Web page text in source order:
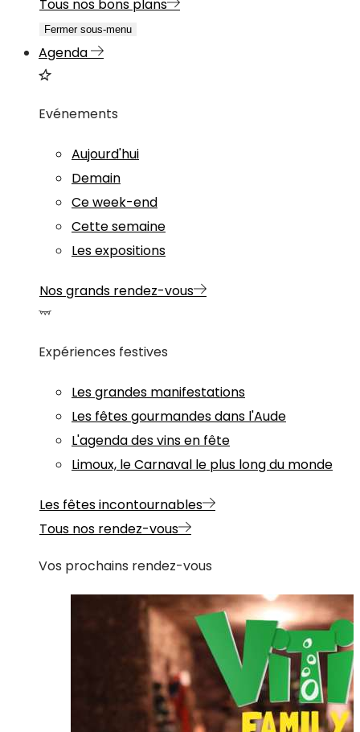
Tous nos bons plans
Fermer sous-menu
Agenda
Evénements
Aujourd'hui
Demain
Ce week-end
Cette semaine
Les expositions
Nos grands rendez-vous
Expériences festives
Les grandes manifestations
Les fêtes gourmandes dans l'Aude
L'agenda des vins en fête
Limoux, le Carnaval le plus long du monde
Les fêtes incontournables
Tous nos rendez-vous
Vos prochains rendez-vous